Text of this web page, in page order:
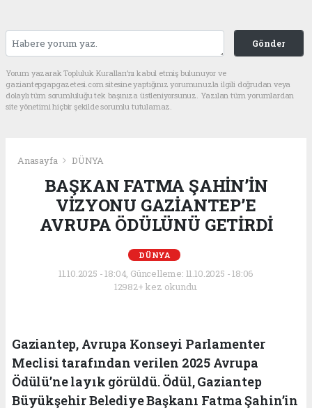
Gönder
Yorum yazarak Topluluk Kuralları’nı kabul etmiş bulunuyor ve
gaziantepgapgazetesi.com sitesine yaptığınız yorumunuzla ilgili doğrudan veya
dolaylı tüm sorumluluğu tek başınıza üstleniyorsunuz. Yazılan tüm yorumlardan
site yönetimi hiçbir şekilde sorumlu tutulamaz.
Anasayfa DÜNYA
BAŞKAN FATMA ŞAHİN’İN
VİZYONU GAZİANTEP’E
AVRUPA ÖDÜLÜNÜ GETİRDİ
DÜNYA
11.10.2025 - 18:04, Güncelleme: 11.10.2025 - 18:06
12982+ kez okundu.
Gaziantep, Avrupa Konseyi Parlamenter
Meclisi tarafından verilen 2025 Avrupa
Ödülü’ne layık görüldü. Ödül, Gaziantep
Büyükşehir Belediye Başkanı Fatma Şahin’in